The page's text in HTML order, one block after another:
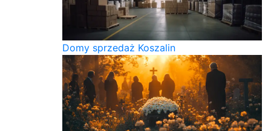
Domy sprzedaż Koszalin